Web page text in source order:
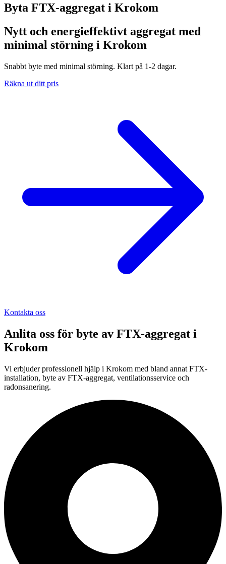
Byta FTX-aggregat i Krokom
Nytt och energieffektivt aggregat med
minimal störning i Krokom
Snabbt byte med minimal störning. Klart på 1-2 dagar.
Räkna ut ditt pris
Kontakta oss
Anlita oss för byte av FTX-aggregat i
Krokom
Vi erbjuder professionell hjälp i Krokom med bland annat FTX-
installation, byte av FTX-aggregat, ventilationsservice och
radonsanering.